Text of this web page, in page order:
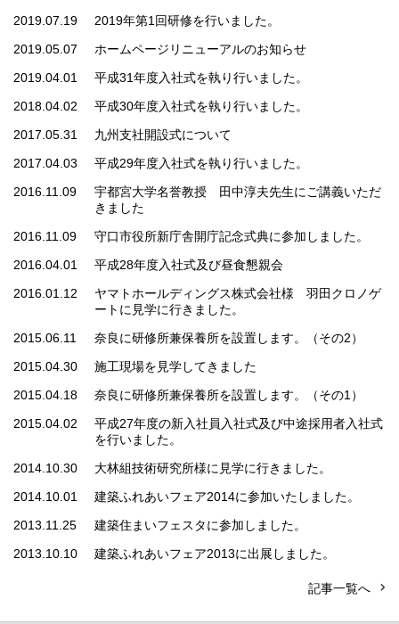
2019.07.19
2019年第1回研修を行いました。
2019.05.07
ホームページリニューアルのお知らせ
2019.04.01
平成31年度入社式を執り行いました。
2018.04.02
平成30年度入社式を執り行いました。
2017.05.31
九州支社開設式について
2017.04.03
平成29年度入社式を執り行いました。
2016.11.09
宇都宮大学名誉教授 田中淳夫先生にご講義いただ
きました
2016.11.09
守口市役所新庁舎開庁記念式典に参加しました。
2016.04.01
平成28年度入社式及び昼食懇親会
2016.01.12
ヤマトホールディングス株式会社様 羽田クロノゲ
ートに見学に行きました。
2015.06.11
奈良に研修所兼保養所を設置します。（その2）
2015.04.30
施工現場を見学してきました
2015.04.18
奈良に研修所兼保養所を設置します。（その1）
2015.04.02
平成27年度の新入社員入社式及び中途採用者入社式
を行いました。
2014.10.30
大林組技術研究所様に見学に行きました。
2014.10.01
建築ふれあいフェア2014に参加いたしました。
2013.11.25
建築住まいフェスタに参加しました。
2013.10.10
建築ふれあいフェア2013に出展しました。
記事一覧へ